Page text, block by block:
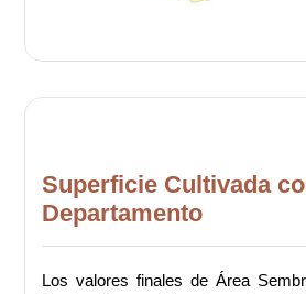
Superficie Cultivada
Departamento
Los valores finales de Área